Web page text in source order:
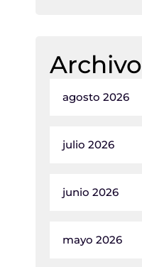
Archivo
agosto 2026
julio 2026
junio 2026
mayo 2026